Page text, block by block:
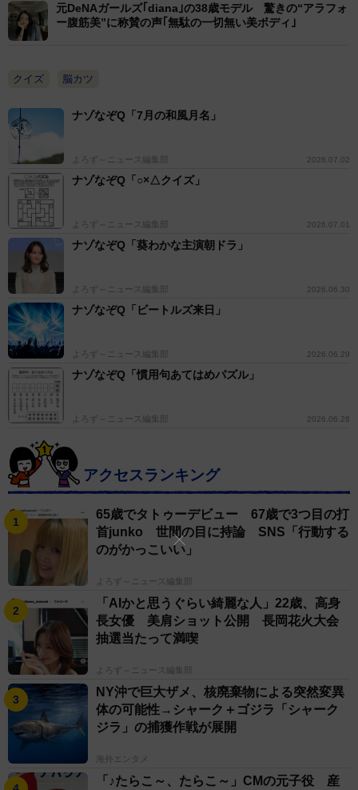
元DeNAガールズ｢diana｣の38歳モデル 驚きの“アラフォ
ー腹筋美”に称賛の声｢無駄の一切無い美ボディ｣
クイズ 脳カツ
ナゾなぞQ「7月の和風月名」
よろず～ニュース編集部 2026.07.02
ナゾなぞQ「○×△クイズ」
よろず～ニュース編集部 2026.07.01
ナゾなぞQ「葵わかな主演朝ドラ」
よろず～ニュース編集部 2026.06.30
ナゾなぞQ「ビートルズ来日」
よろず～ニュース編集部 2026.06.29
ナゾなぞQ「慣用句あてはめパズル」
よろず～ニュース編集部 2026.06.28
アクセスランキング
65歳でタトゥーデビュー 67歳で3つ目の打
首junko 世間の目に持論 SNS「行動する
のがかっこいい」
よろず～ニュース編集部
「AIかと思うぐらい綺麗な人」22歳、高身
長女優 美肩ショット公開 長岡花火大会
抽選当たって満喫
よろず～ニュース編集部
NY沖で巨大ザメ、核廃棄物による突然変異
体の可能性→シャーク＋ゴジラ「シャーク
ジラ」の捕獲作戦が展開
海外エンタメ
「♪たらこ～、たらこ～」CMの元子役 産